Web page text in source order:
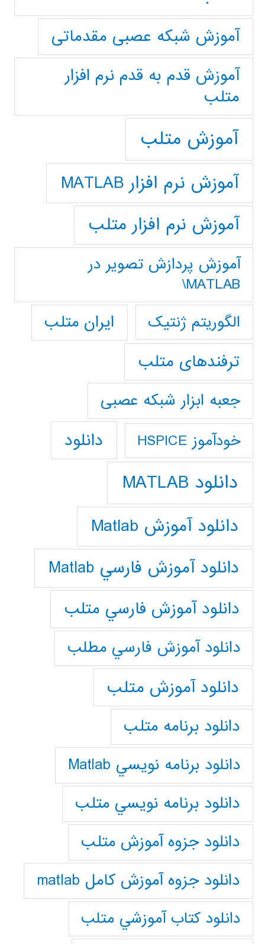
آموزش شبکه عصبی مقدماتی
آموزش قدم به قدم نرم افزار
متلب
آموزش متلب
آموزش نرم افزار MATLAB
آموزش نرم افزار متلب
آموزش پردازش تصوير در
MATLAB\
الگوریتم ژنتیک
ایران متلب
ترفندهای متلب
جعبه ابزار شبکه عصبی
خودآموز HSPICE دانلود
دانلود MATLAB
دانلود آموزش Matlab
دانلود آموزش فارسي Matlab
دانلود آموزش فارسي متلب
دانلود آموزش فارسي مطلب
دانلود آموزش متلب
دانلود برنامه متلب
دانلود برنامه نويسي Matlab
دانلود برنامه نويسي متلب
دانلود جزوه آموزش متلب
دانلود جزوه آموزش کامل matlab
دانلود كتاب آموزشي متلب